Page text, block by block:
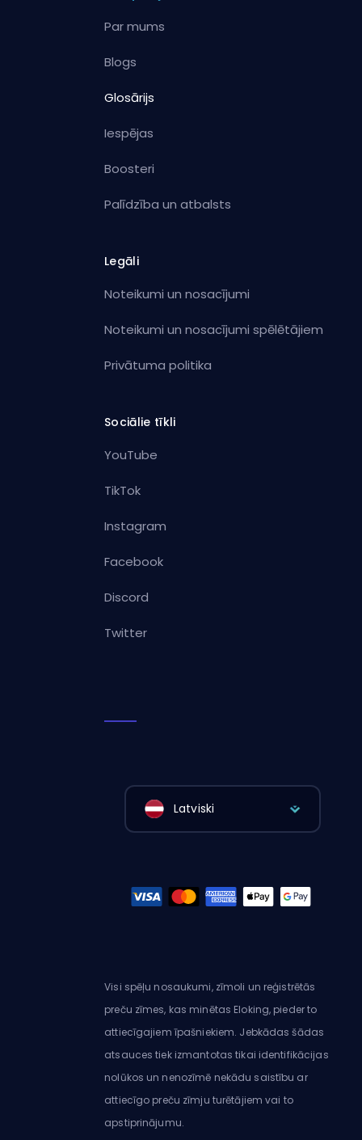
Par mums
Blogs
Glosārijs
Iespējas
Boosteri
Palīdzība un atbalsts
Legāli
Noteikumi un nosacījumi
Noteikumi un nosacījumi spēlētājiem
Privātuma politika
Sociālie tīkli
YouTube
TikTok
Instagram
Facebook
Discord
Twitter
Latviski
Visi spēļu nosaukumi, zīmoli un reģistrētās
preču zīmes, kas minētas Eloking, pieder to
attiecīgajiem īpašniekiem. Jebkādas šādas
atsauces tiek izmantotas tikai identifikācijas
nolūkos un nenozīmē nekādu saistību ar
attiecīgo preču zīmju turētājiem vai to
apstiprinājumu.